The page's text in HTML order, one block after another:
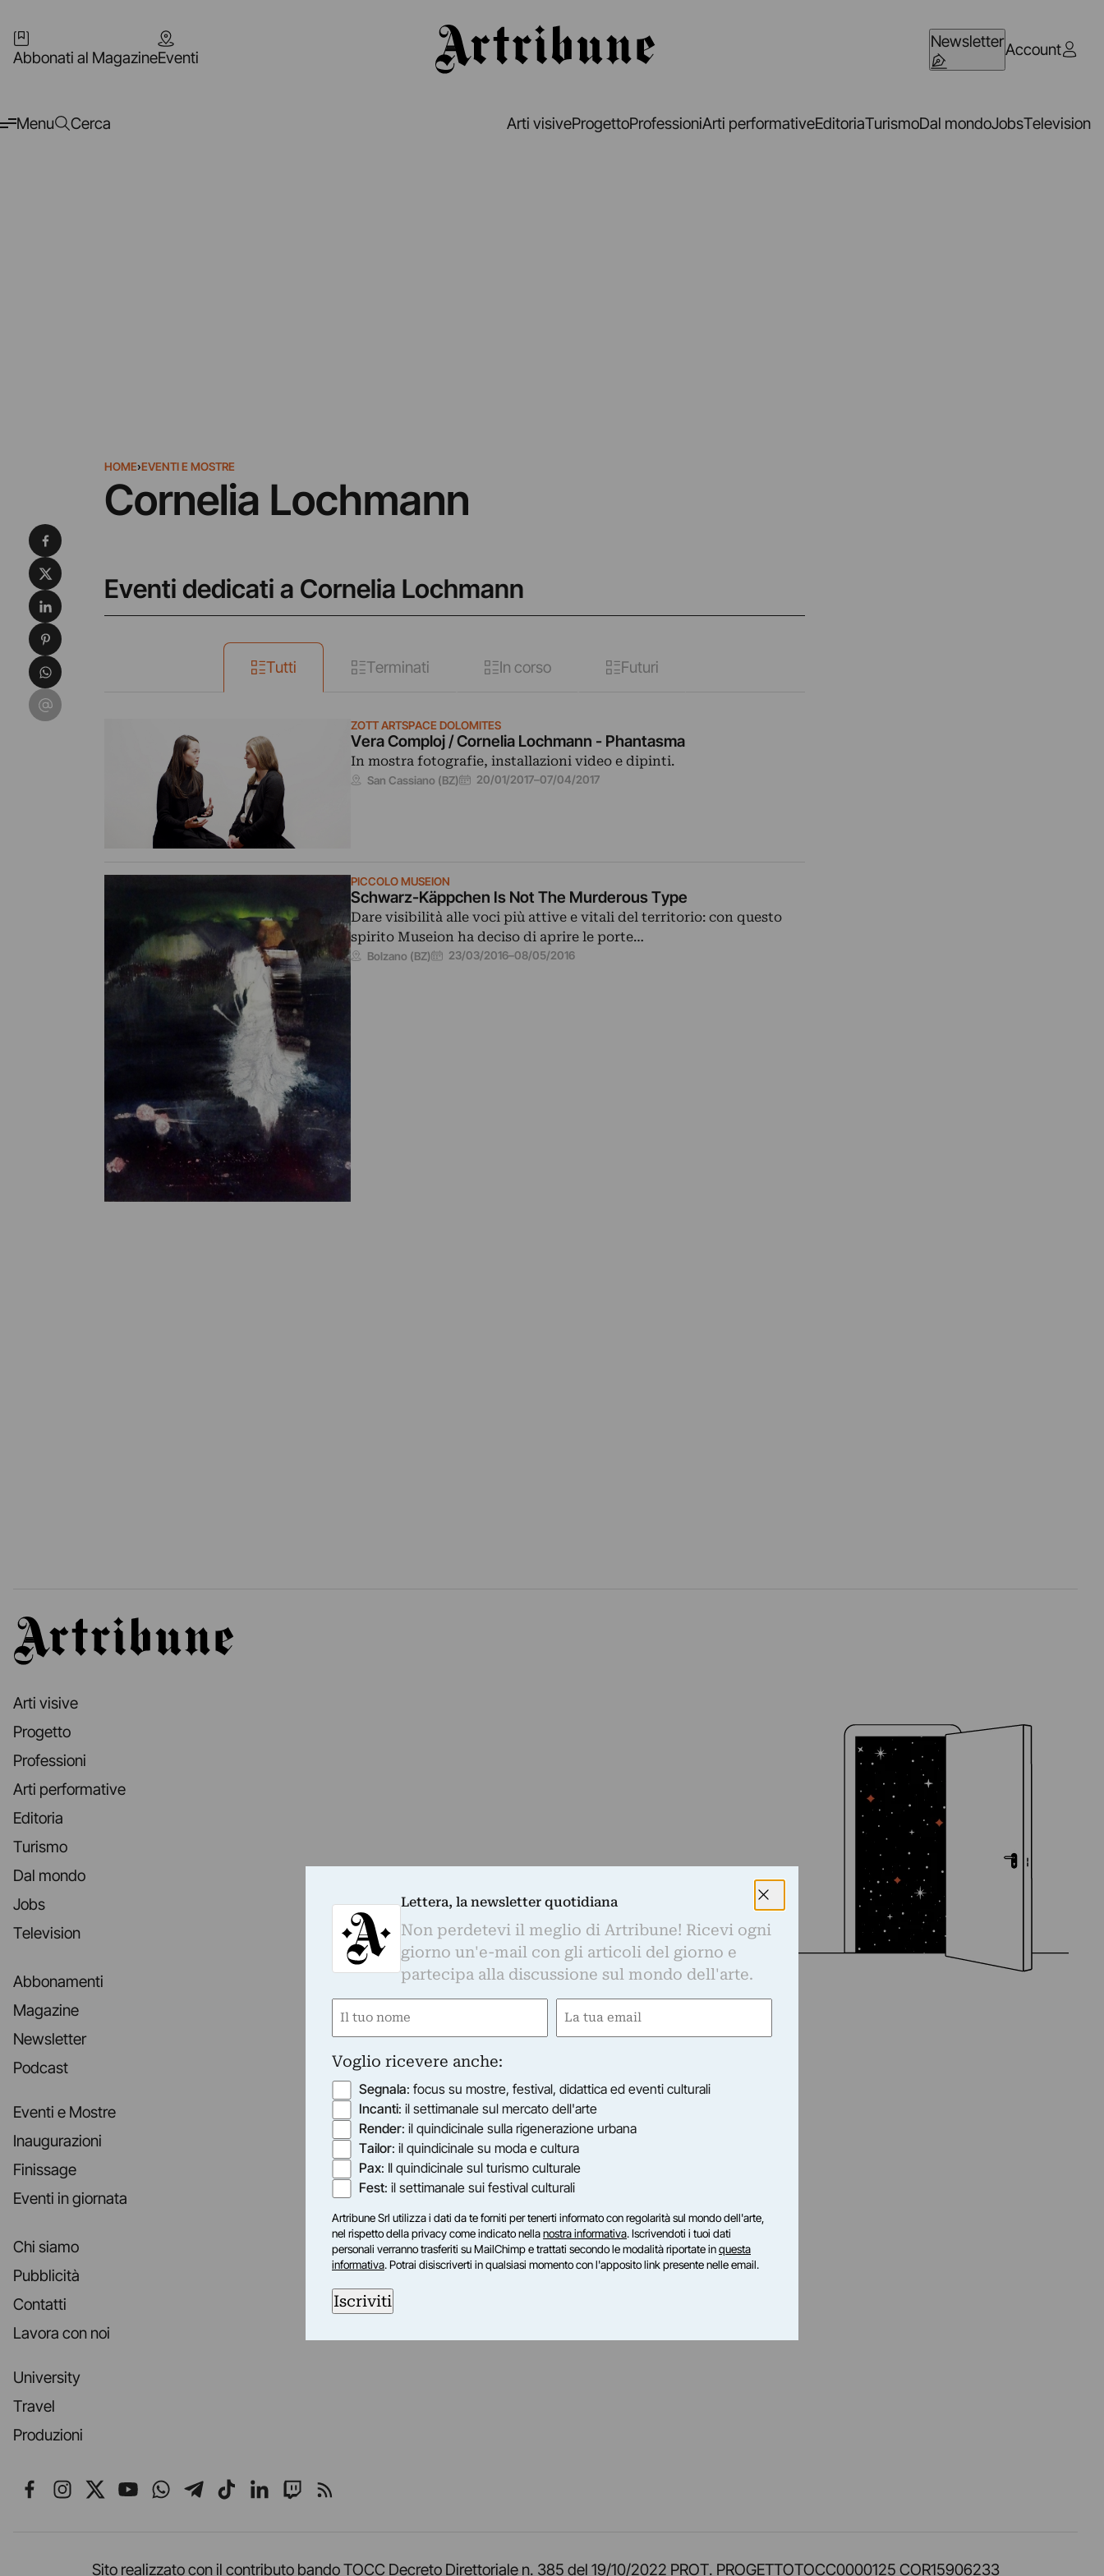
Abbonati al MagazineEventi
NewsletterAccount
Menu Cerca Arti visiveProgettoProfessioniArti performativeEditoriaTurismoDal mondoJobsTelevision
HOME›EVENTI E MOSTRE
Cornelia Lochmann
Eventi dedicati a Cornelia Lochmann
Tutti Terminati In corso Futuri
ZOTT ARTSPACE DOLOMITES
Vera Comploj / Cornelia Lochmann - Phantasma
In mostra fotografie, installazioni video e dipinti.
San Cassiano (BZ) 20/01/2017–07/04/2017
PICCOLO MUSEION
Schwarz-Käppchen Is Not The Murderous Type
Dare visibilità alle voci più attive e vitali del territorio: con questo
spirito Museion ha deciso di aprire le porte…
Bolzano (BZ) 23/03/2016–08/05/2016
Condividi su Facebook
Condividi su X
Condividi su LinkedIn
Condividi su Pinterest
Condividi su WhatsApp
Condividi su Email
Artribune
Arti visive
Progetto
Professioni
Arti performative
Editoria
Turismo
Dal mondo
Jobs
Television
Abbonamenti
Magazine
Newsletter
Podcast
Eventi e Mostre
Inaugurazioni
Finissage
Eventi in giornata
Chi siamo
Pubblicità
Contatti
Lavora con noi
University
Travel
Produzioni
Seguici su Facebook
Seguici su Instagram
Seguici su X
Seguici su YouTube
Seguici su WhatsApp
Seguici su Telegram
Seguici su TikTok
Seguici su LinkedIn
Seguici su Twitch
Seguici su Rss
Sito realizzato con il contributo bando TOCC Decreto Direttoriale n. 385 del 19/10/2022 PROT. PROGETTOTOCC0000125 COR15906233
Lettera, la newsletter quotidiana
Non perdetevi il meglio di Artribune! Ricevi ogni
giorno un'e-mail con gli articoli del giorno e
partecipa alla discussione sul mondo dell'arte.
Nome
Email
Voglio ricevere anche:
Segnala: focus su mostre, festival, didattica ed eventi culturali
Incanti: il settimanale sul mercato dell'arte
Render: il quindicinale sulla rigenerazione urbana
Tailor: il quindicinale su moda e cultura
Pax: Il quindicinale sul turismo culturale
Fest: il settimanale sui festival culturali
Artribune Srl utilizza i dati da te forniti per tenerti informato con regolarità sul mondo dell'arte,
nel rispetto della privacy come indicato nellanostra informativa. Iscrivendoti i tuoi dati
personali verranno trasferiti su MailChimp e trattati secondo le modalità riportate inquesta
informativa. Potrai disiscriverti in qualsiasi momento con l'apposito link presente nelle email.
Iscriviti